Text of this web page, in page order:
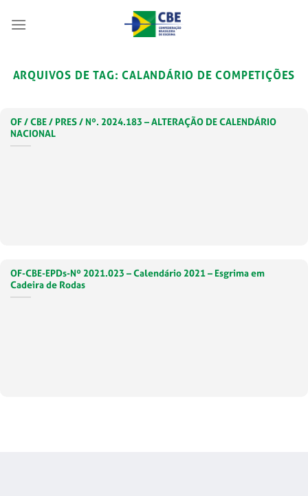
ARQUIVOS DE TAG:CALANDÁRIO DE COMPETIÇÕES
OF / CBE / PRES / Nº. 2024.183 – ALTERAÇÃO DE CALENDÁRIO
NACIONAL
OF-CBE-EPDs-Nº 2021.023 – Calendário 2021 – Esgrima em
Cadeira de Rodas